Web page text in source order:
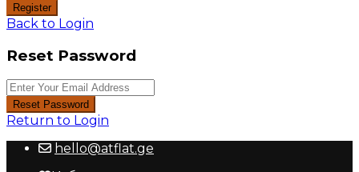
Register
Back to Login
Reset Password
Reset Password
Return to Login
hello@atflat.ge